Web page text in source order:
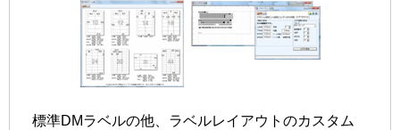
標準DMラベルの他、ラベルレイアウトのカスタム